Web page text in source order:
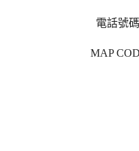
電話號
MAP